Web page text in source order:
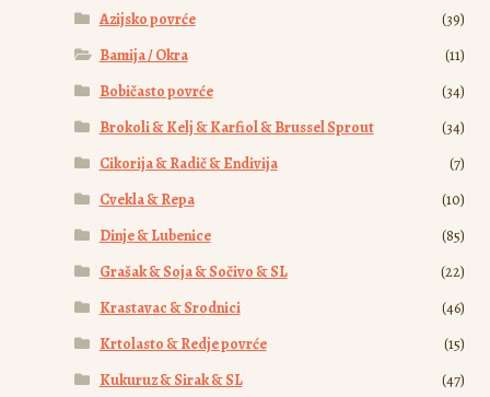
Azijsko povrće
(39)
Bamija / Okra
(11)
Bobičasto povrće
(34)
Brokoli & Kelj & Karfiol & Brussel Sprout
(34)
Cikorija & Radič & Endivija
(7)
Cvekla & Repa
(10)
Dinje & Lubenice
(85)
Grašak & Soja & Sočivo & SL
(22)
Krastavac & Srodnici
(46)
Krtolasto & Redje povrće
(15)
Kukuruz & Sirak & SL
(47)